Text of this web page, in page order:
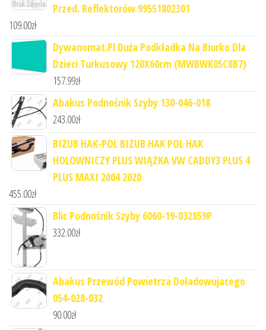
Przed. Reflektorów 99551802301
109.00zł
Dywanomat.Pl Duża Podkładka Na Biurko Dla
Dzieci Turkusowy 120X60cm (MWBWK05C8B7)
157.99zł
Abakus Podnośnik Szyby 130-046-018
243.00zł
BIZUB HAK-POL BIZUB HAK POL HAK
HOLOWNICZY PLUS WIĄZKA VW CADDY3 PLUS 4
PLUS MAXI 2004 2020
455.00zł
Blic Podnośnik Szyby 6060-19-032859P
332.00zł
Abakus Przewód Powietrza Doładowujacego
054-028-032
90.00zł